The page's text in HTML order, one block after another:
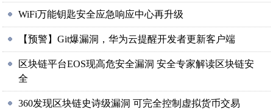
WiFi万能钥匙安全应急响应中心再升级
【预警】Git爆漏洞，华为云提醒开发者更新客户端
区块链平台EOS现高危安全漏洞 安全专家解读区块链安
全
360发现区块链史诗级漏洞 可完全控制虚拟货币交易